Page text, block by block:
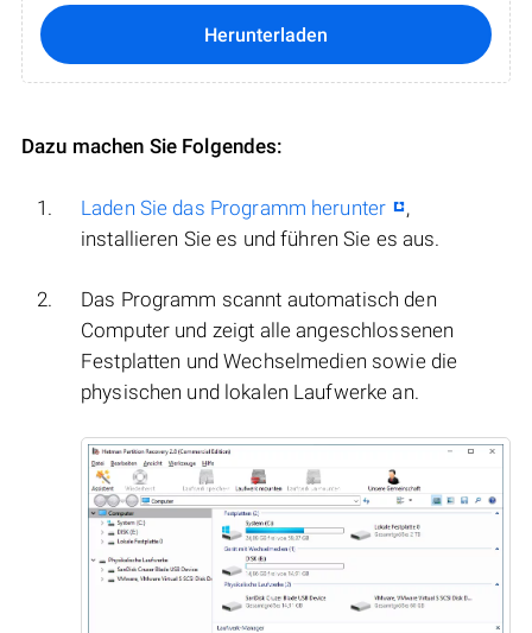
Herunterladen
Dazu machen Sie Folgendes:
Laden Sie das Programm herunter
,
installieren Sie es und führen Sie es aus.
Das Programm scannt automatisch den
Computer und zeigt alle angeschlossenen
Festplatten und Wechselmedien sowie die
physischen und lokalen Laufwerke an.